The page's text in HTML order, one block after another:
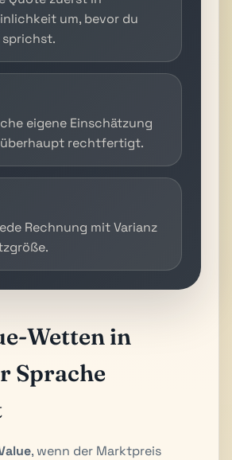
um, bevor du
sprichst.
eigene Einschätzung
überhaupt rechtfertigt.
Rechnung mit Varianz
Wetten in
Sprache
, wenn der Marktpreis